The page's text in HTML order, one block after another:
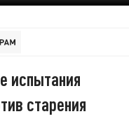
испытания
старения